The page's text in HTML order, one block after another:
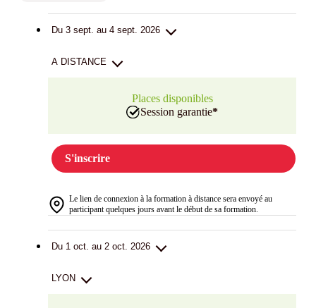
Du 3 sept. au 4 sept. 2026
A DISTANCE
Places disponibles
Session garantie*
S'inscrire
Le lien de connexion à la formation à distance sera envoyé au
participant quelques jours avant le début de sa formation.
Du 1 oct. au 2 oct. 2026
LYON